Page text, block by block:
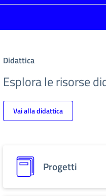
Didattica
Esplora le risorse
Vai alla didattica
Progetti